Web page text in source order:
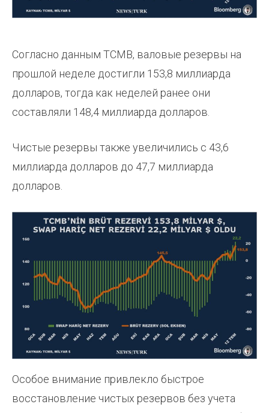
Согласно данным TCMB, валовые резервы на
прошлой неделе достигли 153,8 миллиарда
долларов, тогда как неделей ранее они
составляли 148,4 миллиарда долларов.
Чистые резервы также увеличились с 43,6
миллиарда долларов до 47,7 миллиарда
долларов.
Особое внимание привлекло быстрое
восстановление чистых резервов без учета